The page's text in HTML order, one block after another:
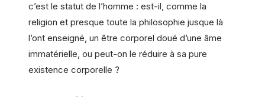
c’est le statut de l’homme : est-il, comme la
religion et presque toute la philosophie jusque là
l’ont enseigné, un être corporel doué d’une âme
immatérielle, ou peut-on le réduire à sa pure
existence corporelle ?